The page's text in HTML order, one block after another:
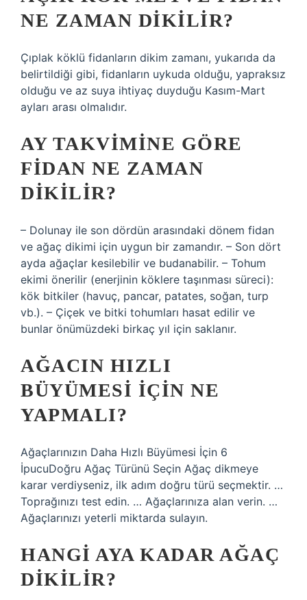
NE ZAMAN DIKILIR?
Çıplak köklü fidanların dikim zamanı, yukarıda da
belirtildiği gibi, fidanların uykuda olduğu, yapraksız
olduğu ve az suya ihtiyaç duyduğu Kasım-Mart
ayları arası olmalıdır.
AY TAKVIMINE GÖRE
FIDAN NE ZAMAN
DIKILIR?
– Dolunay ile son dördün arasındaki dönem fidan
ve ağaç dikimi için uygun bir zamandır. – Son dört
ayda ağaçlar kesilebilir ve budanabilir. – Tohum
ekimi önerilir (enerjinin köklere taşınması süreci):
kök bitkiler (havuç, pancar, patates, soğan, turp
vb.). – Çiçek ve bitki tohumları hasat edilir ve
bunlar önümüzdeki birkaç yıl için saklanır.
AĞACIN HIZLI
BÜYÜMESI IÇIN NE
YAPMALI?
Ağaçlarınızın Daha Hızlı Büyümesi İçin 6
İpucuDoğru Ağaç Türünü Seçin Ağaç dikmeye
karar verdiyseniz, ilk adım doğru türü seçmektir. …
Toprağınızı test edin. … Ağaçlarınıza alan verin. …
Ağaçlarınızı yeterli miktarda sulayın.
HANGI AYA KADAR AĞAÇ
DIKILIR?